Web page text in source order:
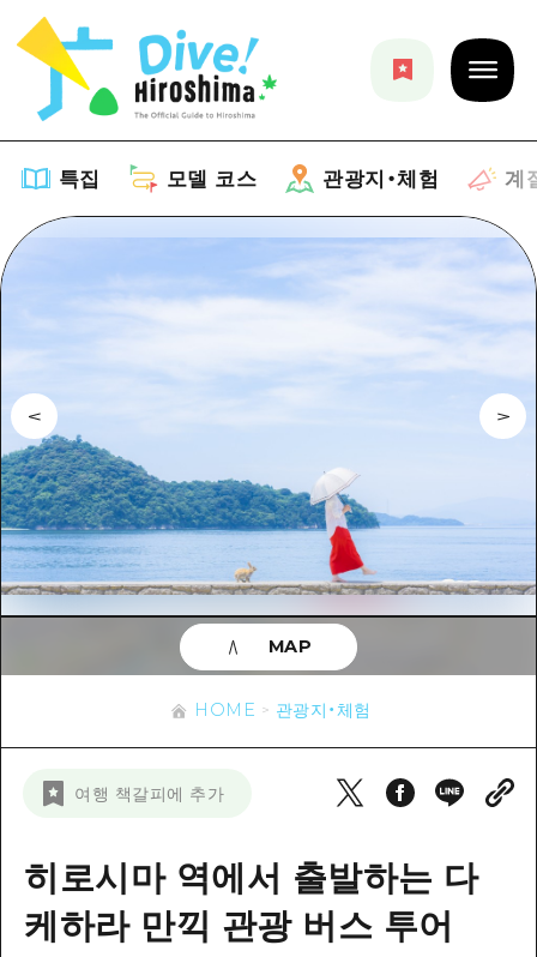
특집 모델 코스 관광지・체험 계
특집
이벤트/축제
음식/술
사이클링
쇼핑
스포츠
나이트 라이프
기준
역사/문화
Hiroshima Moshimo Travel
히로시마시 주변
아키(安芸)
빈고(備後)
미야지마(宮島) 주변
빠른 여행
당일치기
히로시마시 주변
아키(安芸)
빈고(備後)
비북(備北)
게이호쿠(芸北)
야마구치(山口)현 동부
시마네(島根)현
계절 정보
이벤트
유용한 정보
목록
접근
히로시마 OMOTENASHI 패스
수하물 보관 및 배송 서비스
뉴스
HOME 관광지・체험
여행 책갈피에 추가
히로시마 역에서 출발하는 다
케하라 만끽 관광 버스 투어
MAP